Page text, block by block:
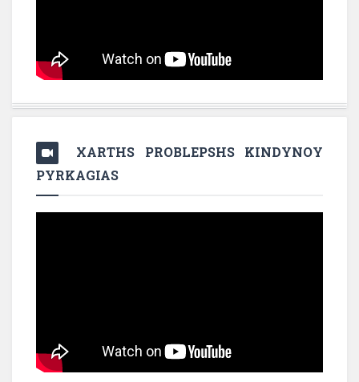
XARTHS PROBLEPSHS KINDYNOY
PYRKAGIAS